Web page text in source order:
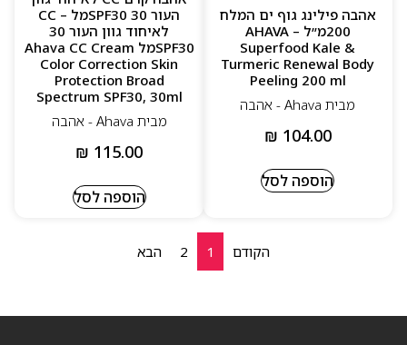
אהבה פילינג גוף ים המלח
200מ״ל – AHAVA
Superfood Kale &
Turmeric Renewal Body
Peeling 200 ml
מבית Ahava - אהבה
₪ 104.00
הוספה לסל
העור 30 SPF30מל – CC
לאיחוד גוון העור 30
SPF30מל Ahava CC Cream
Color Correction Skin
Protection Broad
Spectrum SPF30, 30ml
מבית Ahava - אהבה
₪ 115.00
הוספה לסל
הקודם 1
2 הבא